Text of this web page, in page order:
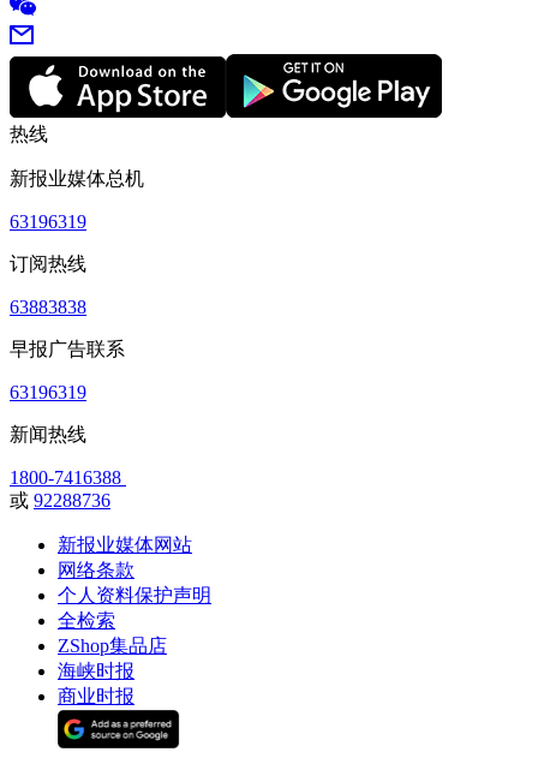
热线
新报业媒体总机
63196319
订阅热线
63883838
早报广告联系
63196319
新闻热线
1800-7416388
或 92288736
新报业媒体网站
网络条款
个人资料保护声明
全检索
ZShop集品店
海峡时报
商业时报